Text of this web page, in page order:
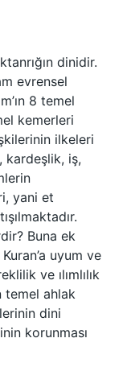
dinidir.
evrensel
8 temel
kemerleri
ilkeleri
kardeşlik, iş,
yani et
Buna ek
uyum ve
ve ılımlılık
temel ahlak
dini
korunması